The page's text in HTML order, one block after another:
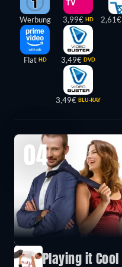
Werbung
Flat HD
3,99€ HD
3,49€ DVD
3,49€ BLU-RAY
2,61€
04
Playing it Cool